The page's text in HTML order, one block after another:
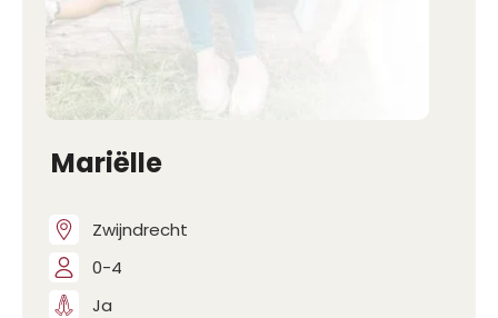
Mariëlle
Zwijndrecht
0-4
Ja